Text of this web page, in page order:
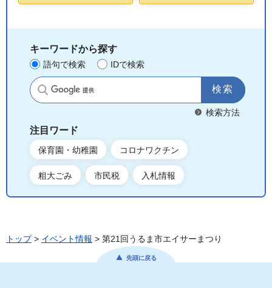
キーワードから探す
語句で検索 IDで検索
サイト内検索
検索方法
注目ワード
保育園・幼稚園 コロナワクチン
粗大ごみ 市民税 入札情報
トップ> イベント情報 > 第21回うるま市エイサーまつり
先頭に戻る